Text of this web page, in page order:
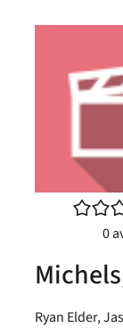
/5
0
Ryan Elder,